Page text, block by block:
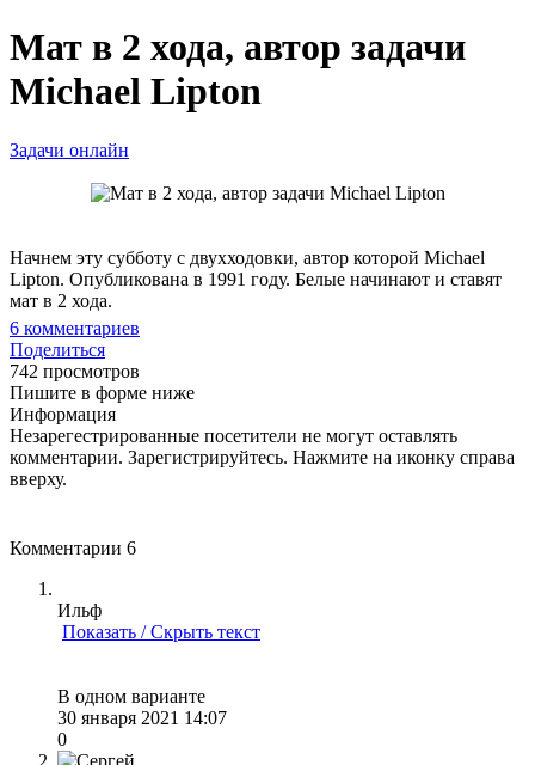
Мат в 2 хода, автор задачи
Michael Lipton
Задачи онлайн
Начнем эту субботу с двухходовки, автор которой Michael
Lipton. Опубликована в 1991 году. Белые начинают и ставят
мат в 2 хода.
6 комментариев
Поделиться
742 просмотров
Пишите в форме ниже
Информация
Незарегестрированные посетители не могут оставлять
комментарии. Зарегистрируйтесь. Нажмите на иконку справа
вверху.
Комментарии 6
Ильф
Показать / Скрыть текст
В одном варианте
30 января 2021 14:07
0